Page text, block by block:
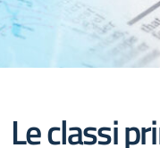
Le classi